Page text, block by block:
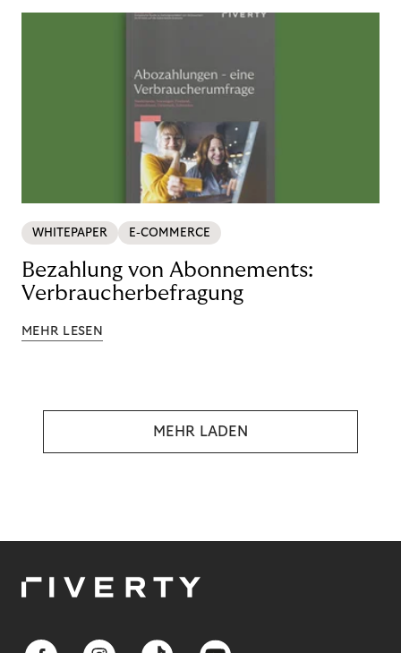
WHITEPAPER E-COMMERCE
Bezahlung von Abonnements:
Verbraucherbefragung
MEHR LESEN
MEHR LADEN